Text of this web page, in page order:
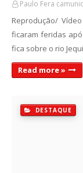
Paulo Fera
Reprodução/
ficaram feridas
fica sobre o rio
Read more »
DESTAQUE